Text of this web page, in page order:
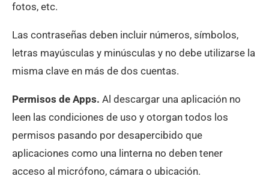
fotos, etc.
Las contraseñas deben incluir números, símbolos,
letras mayúsculas y minúsculas y no debe utilizarse la
misma clave en más de dos cuentas.
Permisos de Apps. Al descargar una aplicación no
leen las condiciones de uso y otorgan todos los
permisos pasando por desapercibido que
aplicaciones como una linterna no deben tener
acceso al micrófono, cámara o ubicación.